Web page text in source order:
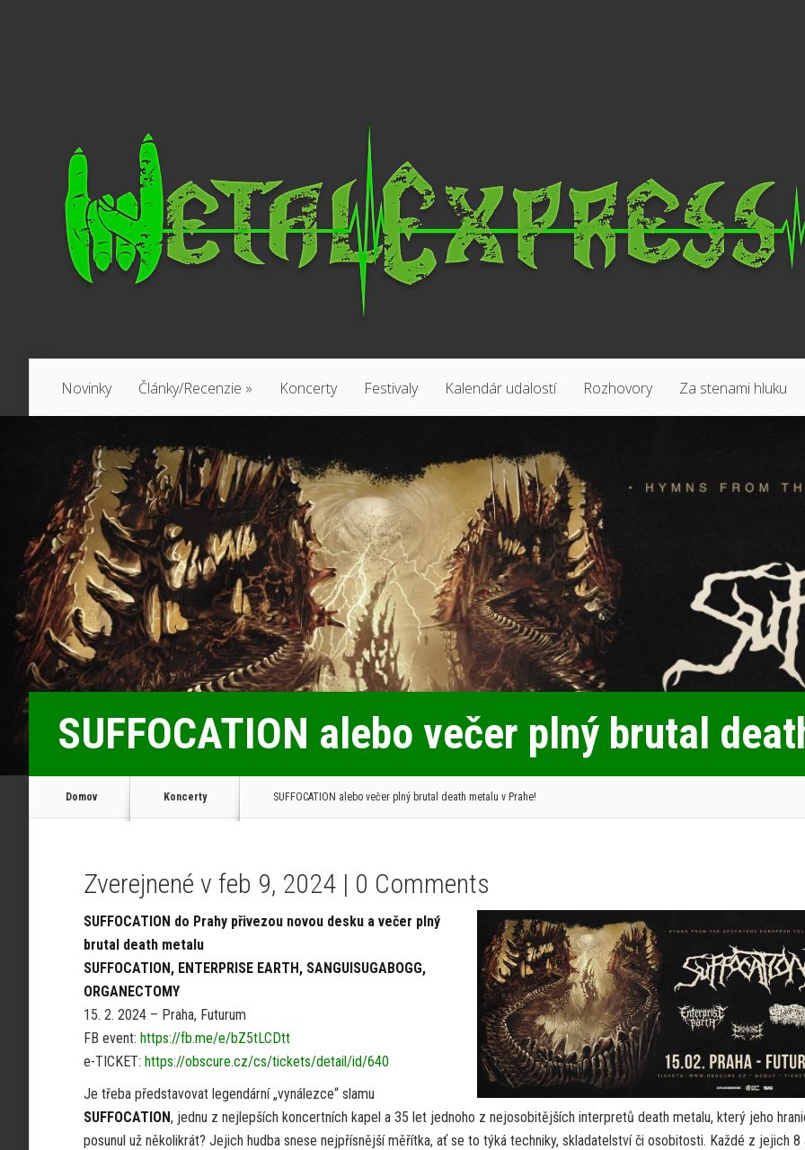
Novinky Články/Recenzie » Koncerty Festivaly Kalendár udalostí Rozhovory Za stenami hluku
SUFFOCATION alebo večer plný brutal
Domov Koncerty SUFFOCATION alebo večer plný brutal death metalu v Prahe!
Zverejnené v feb 9, 2024 | 0 Comments
SUFFOCATION do Prahy přivezou novou desku a večer plný
brutal death metalu
SUFFOCATION, ENTERPRISE EARTH, SANGUISUGABOGG,
ORGANECTOMY
15. 2. 2024 – Praha, Futurum
FB event: https://fb.me/e/bZ5tLCDtt
e-TICKET: https://obscure.cz/cs/tickets/detail/id/640
Je třeba představovat legendární „vynálezce“ slamu
SUFFOCATION, jednu z nejlepších koncertních kapel a 35 let jednoho z nejosobitějších interpretů death metalu, který jeho
posunul už několikrát? Jejich hudba snese nejpřísnější měřítka, ať se to týká techniky, skladatelství či osobitosti. Každé z jejich 8